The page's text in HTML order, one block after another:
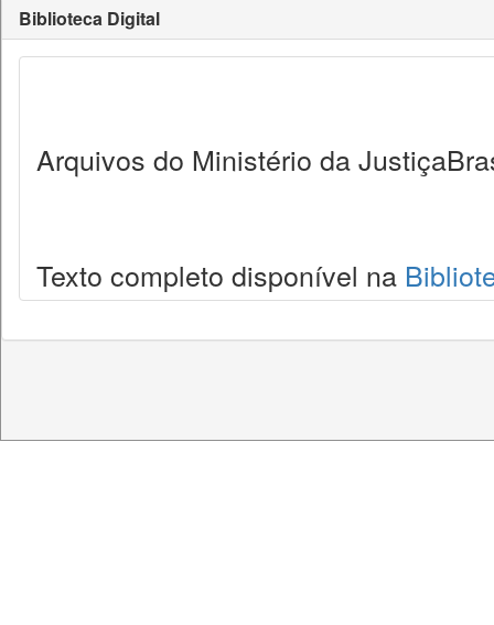
Biblioteca Digital
Arquivos do Ministério da
Texto completo disponível na